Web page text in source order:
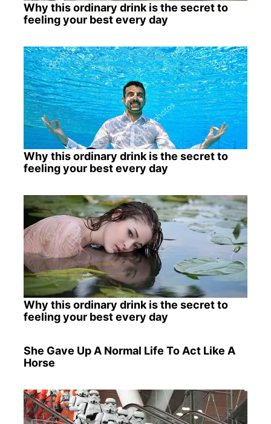
Why this ordinary drink is the secret to
feeling your best every day
Why this ordinary drink is the secret to
feeling your best every day
Why this ordinary drink is the secret to
feeling your best every day
She Gave Up A Normal Life To Act Like A
Horse